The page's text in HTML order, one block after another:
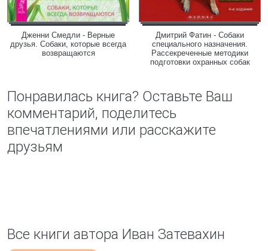
Дженни Смедли - Верные
друзья. Собаки, которые всегда
возвращаются
Дмитрий Фатин - Собаки
специального назначения.
Рассекреченные методики
подготовки охранных собак
Понравилась книга? Оставьте Ваш
комментарий, поделитесь
впечатлениями или расскажите
друзьям
Все книги автора Иван Затевахин